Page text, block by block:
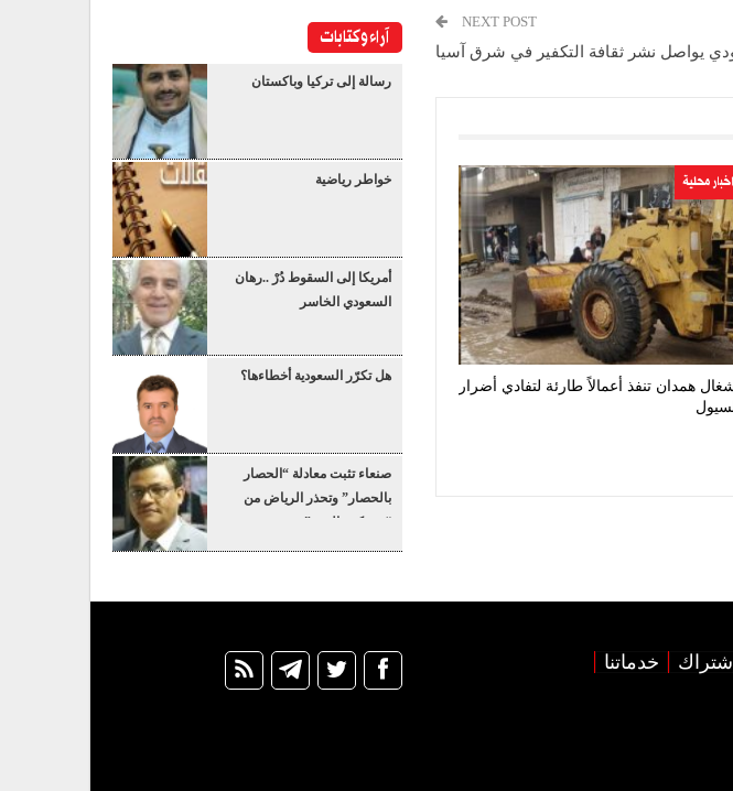
NEXT POST
یواصل نشر ثقافة التكفیر في شرق آسیا
اخبار محلية
همدان تنفذ أعمالاً طارئة لتفادي أضرار
آراء وكتابات
رسالة إلى تركيا وباكستان
خواطر رياضية
أمريكا إلى السقوط دُرْ ..رهان
السعودي الخاسر
هل تكرّر السعودية أخطاءها؟
صنعاء تثبت معادلة “الحصار
بالحصار” وتحذر الرياض من
“عسكرة البحر”
خدماتنا